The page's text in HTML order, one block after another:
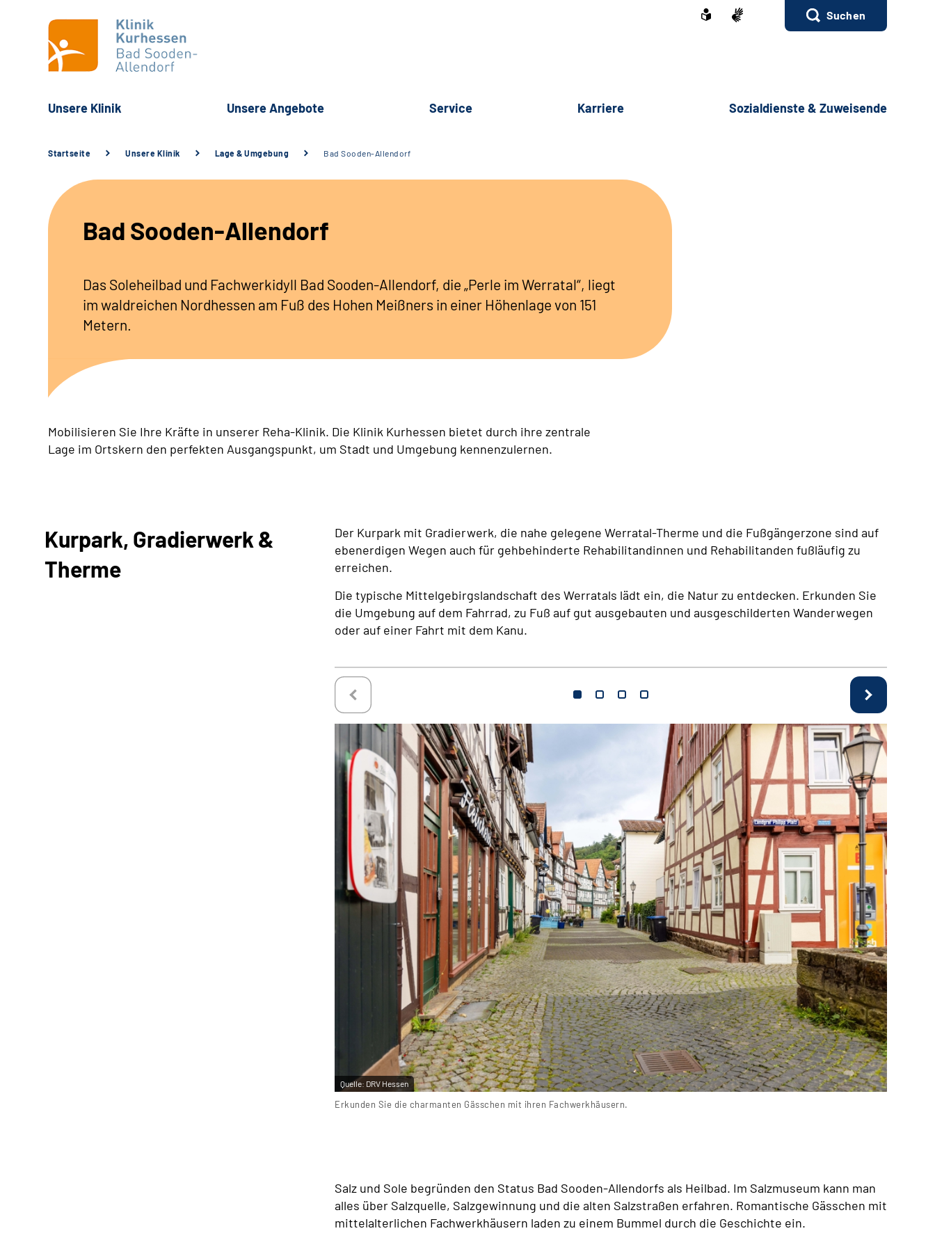
Suchen
Unsere Klinik Unsere Angebote Service Karriere Sozialdienste & Zuweisende
Startseite Unsere Klinik Lage & Umgebung Bad Sooden-Allendorf
Bad Sooden-Allendorf
Das Soleheilbad und Fachwerkidyll Bad Sooden-Allendorf, die „Perle im Werratal“, liegt
im waldreichen Nordhessen am Fuß des Hohen Meißners in einer Höhenlage von 151
Metern.
Mobilisieren Sie Ihre Kräfte in unserer Reha-Klinik. Die Klinik Kurhessen bietet durch ihre zentrale
Lage im Ortskern den perfekten Ausgangspunkt, um Stadt und Umgebung kennenzulernen.
Kurpark, Gradierwerk &
Therme
Der Kurpark mit Gradierwerk, die nahe gelegene Werratal-Therme und die Fußgängerzone sind auf
ebenerdigen Wegen auch für gehbehinderte Rehabilitandinnen und Rehabilitanden fußläufig zu
erreichen.
Die typische Mittelgebirgslandschaft des Werratals lädt ein, die Natur zu entdecken. Erkunden Sie
die Umgebung auf dem Fahrrad, zu Fuß auf gut ausgebauten und ausgeschilderten Wanderwegen
oder auf einer Fahrt mit dem Kanu.
Quelle: DRV Hessen
Erkunden Sie die charmanten Gässchen mit ihren Fachwerkhäusern.
Salz und Sole begründen den Status Bad Sooden-Allendorfs als Heilbad. Im Salzmuseum kann man
alles über Salzquelle, Salzgewinnung und die alten Salzstraßen erfahren. Romantische Gässchen mit
mittelalterlichen Fachwerkhäusern laden zu einem Bummel durch die Geschichte ein.